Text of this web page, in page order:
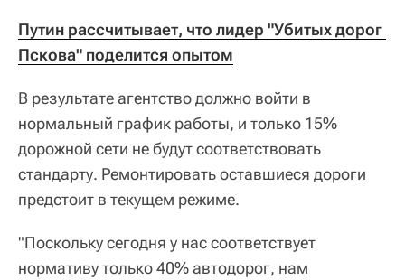
Путин рассчитывает, что лидер "Убитых дорог
Пскова" поделится опытом
В результате агентство должно войти в
нормальный график работы, и только 15%
дорожной сети не будут соответствовать
стандарту. Ремонтировать оставшиеся дороги
предстоит в текущем режиме.
"Поскольку сегодня у нас соответствует
нормативу только 40% автодорог, нам